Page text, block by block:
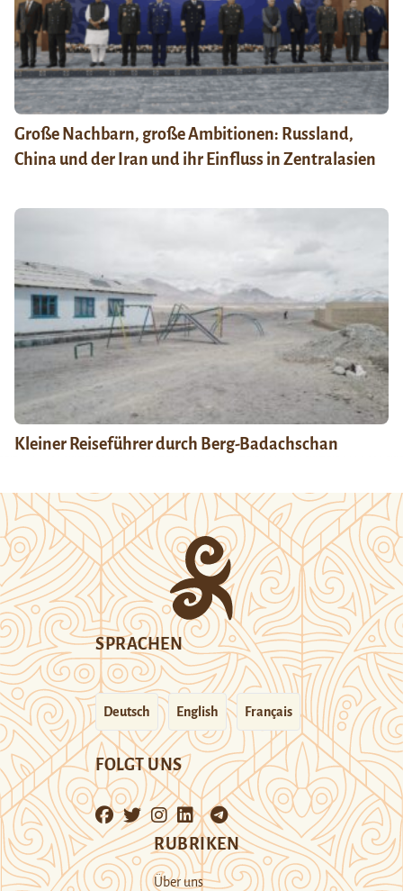
Große Nachbarn, große Ambitionen: Russland,
China und der Iran und ihr Einfluss in Zentralasien
Kleiner Reiseführer durch Berg-Badachschan
SPRACHEN
Deutsch English Français
FOLGT UNS
RUBRIKEN
Über uns